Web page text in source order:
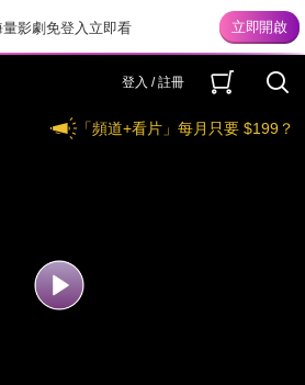
影劇免登入立即看
登入 / 註冊
「頻道+看片」每月只要 $199？